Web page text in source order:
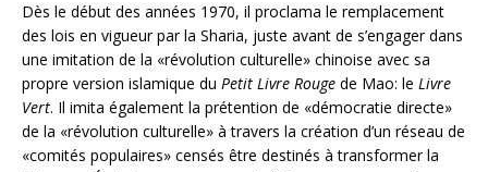
Dès le début des années 1970, il proclama le remplacement
des lois en vigueur par la Sharia, juste avant de s’engager dans
une imitation de la «révolution culturelle» chinoise avec sa
propre version islamique du Petit Livre Rouge de Mao: le Livre
Vert. Il imita également la prétention de «démocratie directe»
de la «révolution culturelle» à travers la création d’un réseau de
«comités populaires» censés être destinés à transformer la